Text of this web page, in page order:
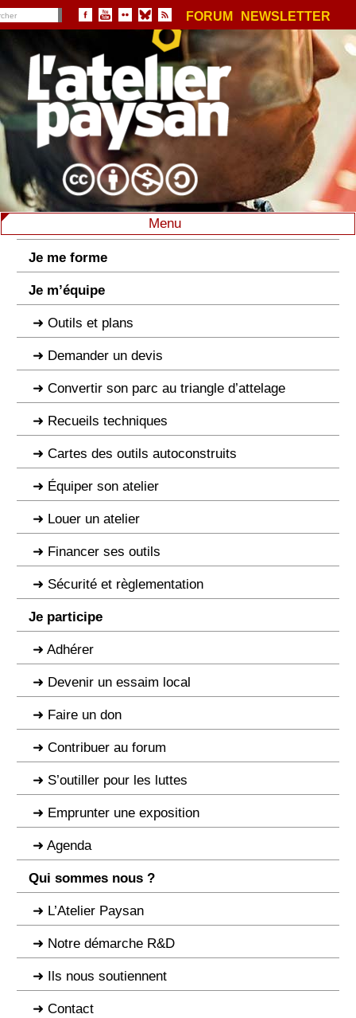
FORUM NEWSLETTER
Menu
Je me forme
Je m’équipe
Outils et plans
Demander un devis
Convertir son parc au triangle d’attelage
Recueils techniques
Cartes des outils autoconstruits
Équiper son atelier
Louer un atelier
Financer ses outils
Sécurité et règlementation
Je participe
Adhérer
Devenir un essaim local
Faire un don
Contribuer au forum
S’outiller pour les luttes
Emprunter une exposition
Agenda
Qui sommes nous ?
L’Atelier Paysan
Notre démarche R&D
Ils nous soutiennent
Contact